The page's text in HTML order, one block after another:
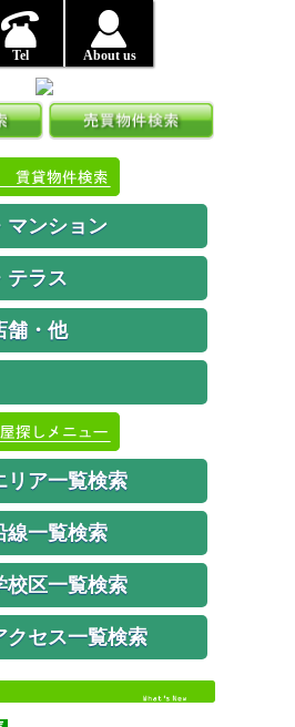
Tel About us
マンション
テラス
舗・他
リア一覧検索
線一覧検索
校区一覧検索
クセス一覧検索